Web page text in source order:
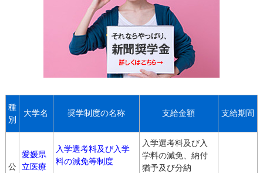
種
別
大学名 奨学制度の名称 支給金額 支給期間
公
愛媛県
立医療
入学選考料及び入学
料の減免等制度
入学選考料及び入
学料の減免、納付
猶予及び分納